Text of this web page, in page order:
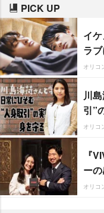
PICK UP
イ
ラ
オリコ
川
引”
オリコ
『
ー
オリコ